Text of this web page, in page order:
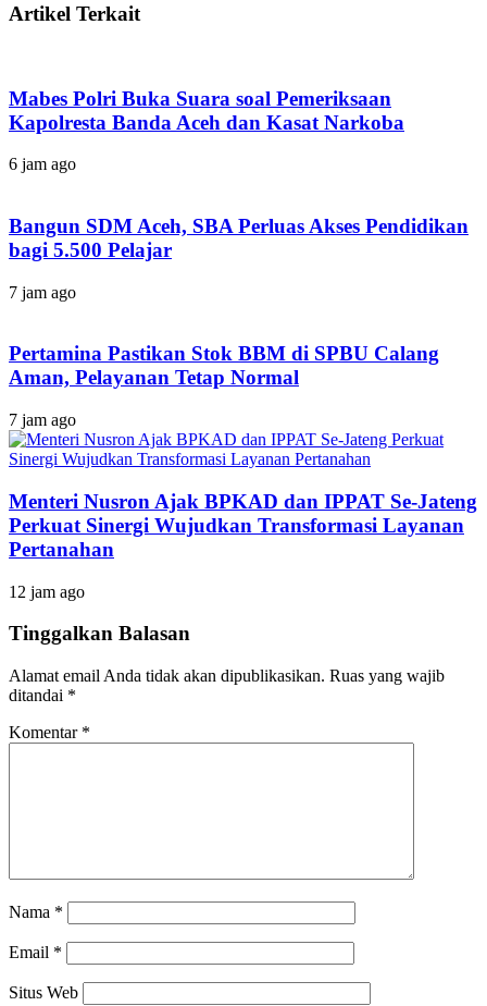
Artikel Terkait
Mabes Polri Buka Suara soal Pemeriksaan
Kapolresta Banda Aceh dan Kasat Narkoba
6 jam ago
Bangun SDM Aceh, SBA Perluas Akses Pendidikan
bagi 5.500 Pelajar
7 jam ago
Pertamina Pastikan Stok BBM di SPBU Calang
Aman, Pelayanan Tetap Normal
7 jam ago
Menteri Nusron Ajak BPKAD dan IPPAT Se-Jateng
Perkuat Sinergi Wujudkan Transformasi Layanan
Pertanahan
12 jam ago
Tinggalkan Balasan
Alamat email Anda tidak akan dipublikasikan. Ruas yang wajib
ditandai *
Komentar *
Nama *
Email *
Situs Web